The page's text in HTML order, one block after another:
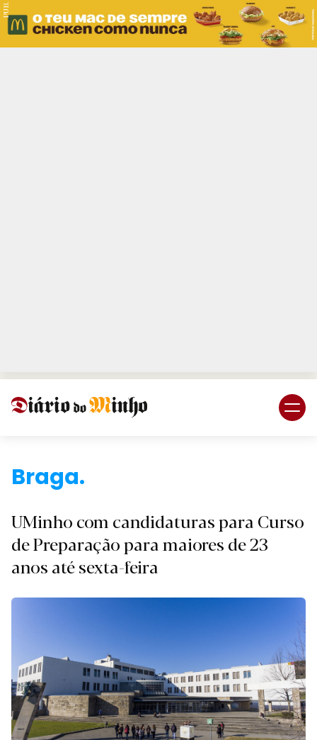
PUB.
Braga.
UMinho com candidaturas para Curso
de Preparação para maiores de 23
anos até sexta-feira